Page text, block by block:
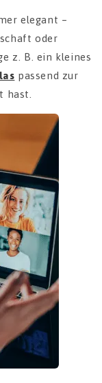
elegant –
oder
z. B. ein kleines
passend zur
hast.